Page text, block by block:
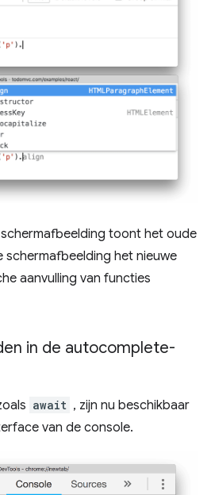
toont het oude
het nieuwe
aanvulling van functies
in de autocomplete-
await , zijn nu beschikbaar
van de console.